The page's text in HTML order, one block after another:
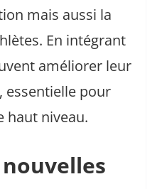
mais aussi la
En intégrant
améliorer leur
essentielle pour
haut niveau.
nouvelles